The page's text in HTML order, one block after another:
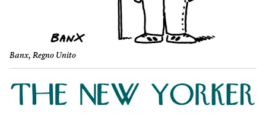
Banx, Regno Unito